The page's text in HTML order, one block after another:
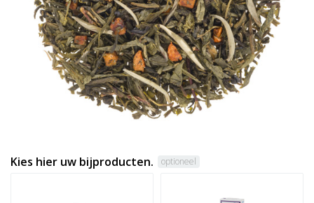
Kies hier uw bijproducten. optioneel